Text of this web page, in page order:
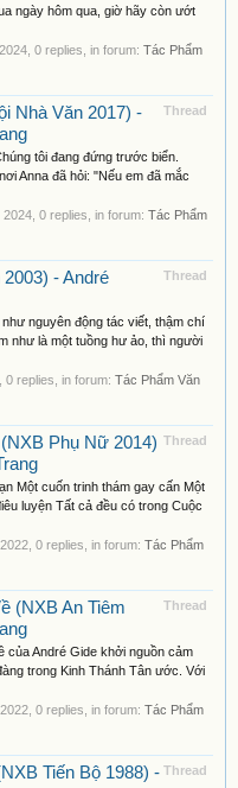
ngày hôm qua, giờ hãy còn ướt
, 0 replies, in forum: Tác Phẩm
Thread
Nhà Văn 2017) -
tôi đang đứng trước biển.
Anna đã hỏi: "Nếu em đã mắc
2024 , 0 replies, in forum: Tác Phẩm
Thread
- André
nguyên động tác viết, thậm chí
như là một tuồng hư ảo, thì người
, 0 replies, in forum: Tác Phẩm Văn
Thread
Phụ Nữ 2014)
Một cuốn trinh thám gay cấn Một
luyện Tất cả đều có trong Cuộc
, 0 replies, in forum: Tác Phẩm
Thread
(NXB An Tiêm
của André Gide khởi nguồn cảm
trong Kinh Thánh Tân ước. Với
, 0 replies, in forum: Tác Phẩm
Thread
Tiến Bộ 1988) -